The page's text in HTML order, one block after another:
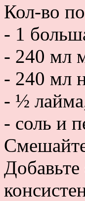
Кол-во
- 1
- 240 мл
- 240 мл
- ½
- соль и